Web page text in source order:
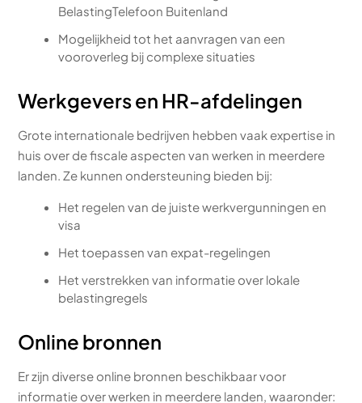
BelastingTelefoon Buitenland
Mogelijkheid tot het aanvragen van een
vooroverleg bij complexe situaties
Werkgevers en HR-afdelingen
Grote internationale bedrijven hebben vaak expertise in
huis over de fiscale aspecten van werken in meerdere
landen. Ze kunnen ondersteuning bieden bij:
Het regelen van de juiste werkvergunningen en
visa
Het toepassen van expat-regelingen
Het verstrekken van informatie over lokale
belastingregels
Online bronnen
Er zijn diverse online bronnen beschikbaar voor
informatie over werken in meerdere landen, waaronder: